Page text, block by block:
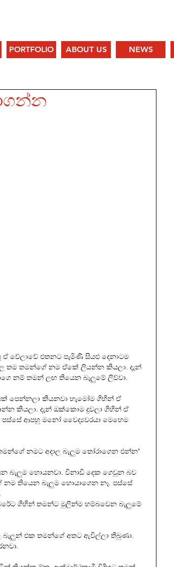
PORTFOLIO ABOUT US NEWS
වේලාවේ එතනට පැමිණි සියළු දෙනාටම
තම තමන්ගේ නම ඒකේ ලියන්න කියලා. දැන්
නම් තමන් ලඟ තියෙන බැලුමේ ලිව්වා.
පෙන්නලා කියනවා හැමෝම ගිහින් ඒ
කියලා. දැන් ඔක්කොම දුවලා ගිහින් ඒ
පස්සේ ආපහු මනෝ වෛද්‍යවරයා මෙහෙම
නමට අදාල බැලුම තෝරාගෙන එන්න"
බැලුම හොයනවා. විනාඩි දෙක ගෙවුන බව
තියෙන බැලුම හොයාගෙන නෑ. පස්සේ
ගිහින් තමන්ට මුලින්ම හම්බවෙන බැලුමේ
බැලුන් එක තමන්ගේ අතට ඇවිල්ලා තිබුණා.